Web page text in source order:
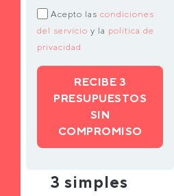
Acepto las condiciones
del servicio y la política de
privacidad
RECIBE 3
PRESUPUESTOS
SIN
COMPROMISO
3 simples